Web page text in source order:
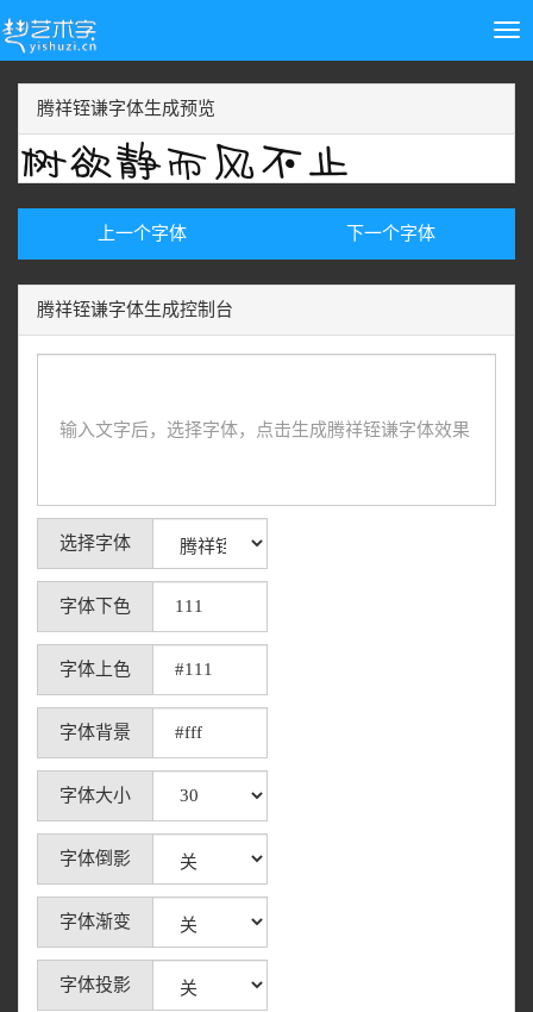
腾祥铚谦字体生成预览
上一个字体 下一个字体
腾祥铚谦字体生成控制台
选择字体
字体下色
字体上色
字体背景
字体大小
字体倒影
字体渐变
字体投影